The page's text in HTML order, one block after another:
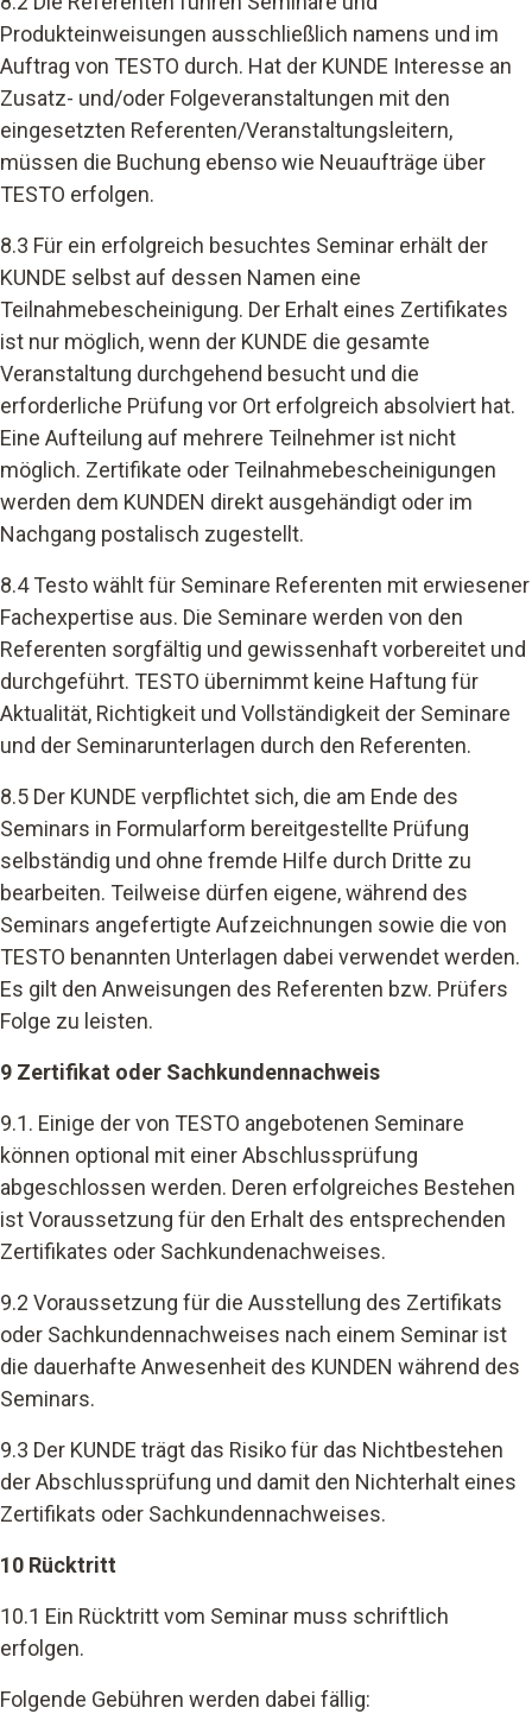
Produkteinweisungen ausschließlich namens und im
Auftrag von TESTO durch. Hat der KUNDE Interesse an
Zusatz- und/oder Folgeveranstaltungen mit den
eingesetzten Referenten/Veranstaltungsleitern,
müssen die Buchung ebenso wie Neuaufträge über
TESTO erfolgen.
8.3 Für ein erfolgreich besuchtes Seminar erhält der
KUNDE selbst auf dessen Namen eine
Teilnahmebescheinigung. Der Erhalt eines Zertifikates
ist nur möglich, wenn der KUNDE die gesamte
Veranstaltung durchgehend besucht und die
erforderliche Prüfung vor Ort erfolgreich absolviert hat.
Eine Aufteilung auf mehrere Teilnehmer ist nicht
möglich. Zertifikate oder Teilnahmebescheinigungen
werden dem KUNDEN direkt ausgehändigt oder im
Nachgang postalisch zugestellt.
8.4 Testo wählt für Seminare Referenten mit erwiesener
Fachexpertise aus. Die Seminare werden von den
Referenten sorgfältig und gewissenhaft vorbereitet und
durchgeführt. TESTO übernimmt keine Haftung für
Aktualität, Richtigkeit und Vollständigkeit der Seminare
und der Seminarunterlagen durch den Referenten.
8.5 Der KUNDE verpflichtet sich, die am Ende des
Seminars in Formularform bereitgestellte Prüfung
selbständig und ohne fremde Hilfe durch Dritte zu
bearbeiten. Teilweise dürfen eigene, während des
Seminars angefertigte Aufzeichnungen sowie die von
TESTO benannten Unterlagen dabei verwendet werden.
Es gilt den Anweisungen des Referenten bzw. Prüfers
Folge zu leisten.
9 Zertifikat oder Sachkundennachweis
9.1. Einige der von TESTO angebotenen Seminare
können optional mit einer Abschlussprüfung
abgeschlossen werden. Deren erfolgreiches Bestehen
ist Voraussetzung für den Erhalt des entsprechenden
Zertifikates oder Sachkundenachweises.
9.2 Voraussetzung für die Ausstellung des Zertifikats
oder Sachkundennachweises nach einem Seminar ist
die dauerhafte Anwesenheit des KUNDEN während des
Seminars.
9.3 Der KUNDE trägt das Risiko für das Nichtbestehen
der Abschlussprüfung und damit den Nichterhalt eines
Zertifikats oder Sachkundennachweises.
10 Rücktritt
10.1 Ein Rücktritt vom Seminar muss schriftlich
erfolgen.
Folgende Gebühren werden dabei fällig: